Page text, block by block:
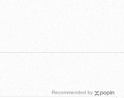
Recommended by